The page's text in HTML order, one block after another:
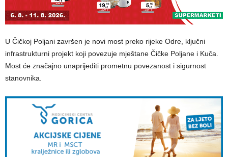
U Čičkoj Poljani završen je novi most preko rijeke Odre, ključni
infrastrukturni projekt koji povezuje mještane Čičke Poljane i Kuča.
Most će značajno unaprijediti prometnu povezanost i sigurnost
stanovnika.